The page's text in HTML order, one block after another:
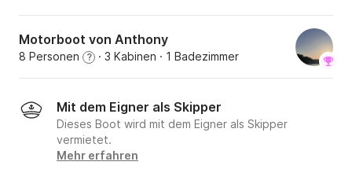
Motorboot von Anthony
8 Personen ? · 3 Kabinen · 1 Badezimmer
Mit dem Eigner als Skipper
Dieses Boot wird mit dem Eigner als Skipper
vermietet.
Mehr erfahren